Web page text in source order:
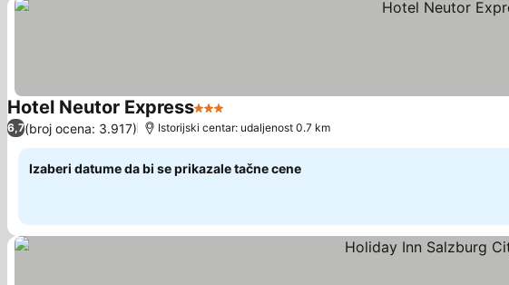
Hotel Neutor Express3 Zvezdice
6,7(broj ocena: 3.917) Istorijski centar: udaljenost 0.7 km
Izaberi datume da bi se prikazale tačne cene